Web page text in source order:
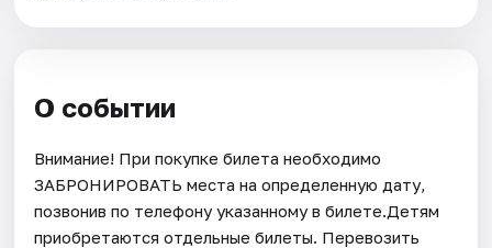
О событии
Внимание! При покупке билета необходимо
ЗАБРОНИРОВАТЬ места на определенную дату,
позвонив по телефону указанному в билете.Детям
приобретаются отдельные билеты. Перевозить